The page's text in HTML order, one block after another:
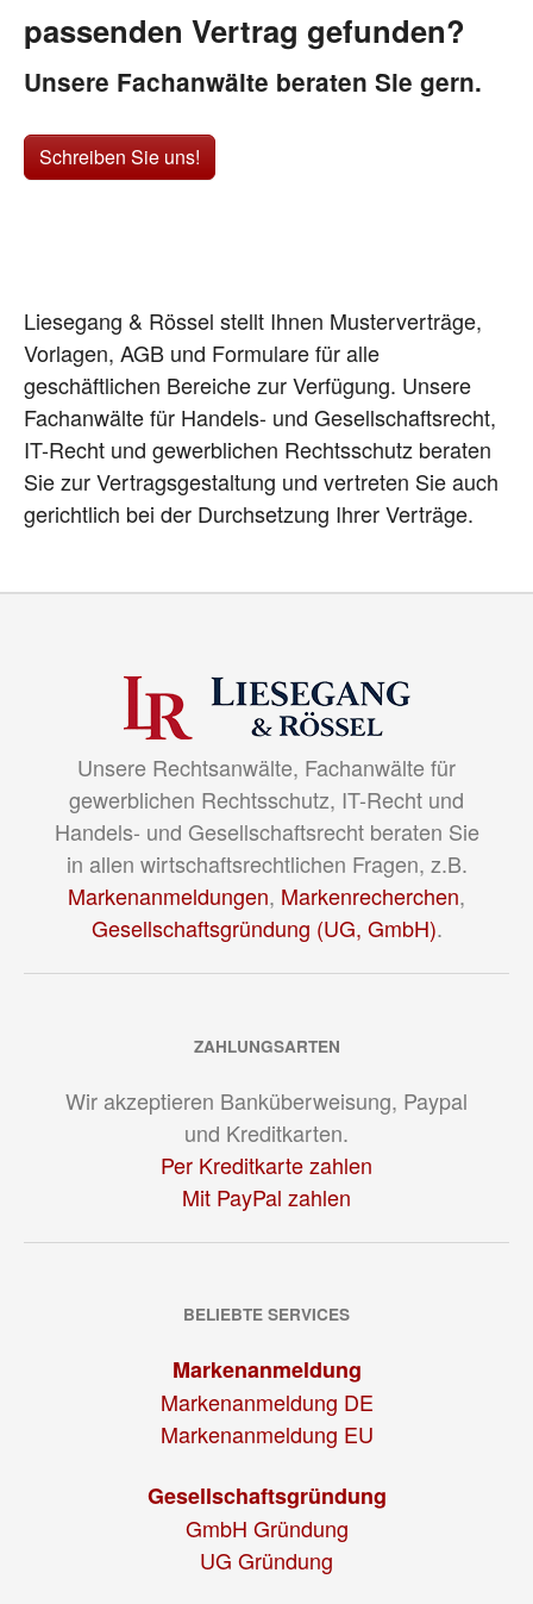
passenden Vertrag gefunden?
Unsere Fachanwälte beraten Sie gern.
Schreiben Sie uns!
Liesegang & Rössel stellt Ihnen Musterverträge,
Vorlagen, AGB und Formulare für alle
geschäftlichen Bereiche zur Verfügung. Unsere
Fachanwälte für Handels- und Gesellschaftsrecht,
IT-Recht und gewerblichen Rechtsschutz beraten
Sie zur Vertragsgestaltung und vertreten Sie auch
gerichtlich bei der Durchsetzung Ihrer Verträge.
Unsere Rechtsanwälte, Fachanwälte für
gewerblichen Rechtsschutz, IT-Recht und
Handels- und Gesellschaftsrecht beraten Sie
in allen wirtschaftsrechtlichen Fragen, z.B.
Markenanmeldungen, Markenrecherchen,
Gesellschaftsgründung (UG, GmbH).
ZAHLUNGSARTEN
Wir akzeptieren Banküberweisung, Paypal
und Kreditkarten.
Per Kreditkarte zahlen
Mit PayPal zahlen
BELIEBTE SERVICES
Markenanmeldung
Markenanmeldung DE
Markenanmeldung EU
Gesellschaftsgründung
GmbH Gründung
UG Gründung